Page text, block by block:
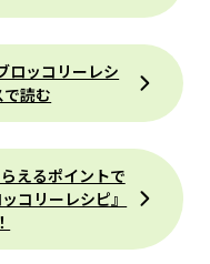
ロッコリーレシ
で読む
えるポイントで
コリーレシピ』